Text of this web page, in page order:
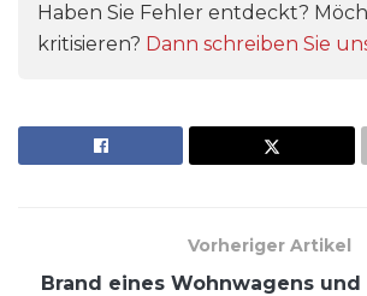
Haben Sie Fehler entdeckt?
kritisieren? Dann schreiben Sie
Vorheriger Artikel
Brand eines Wohnwagens und